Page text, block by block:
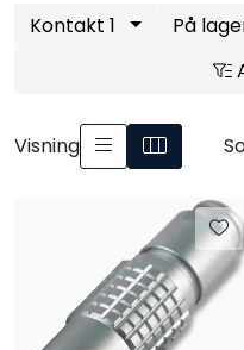
Kontakt 1
På
Visning